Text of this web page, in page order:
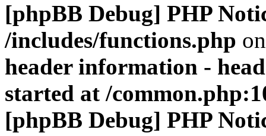
[phpBB Debug] PHP
/includes/functions.php
header information -
started at /
[phpBB Debug] PHP